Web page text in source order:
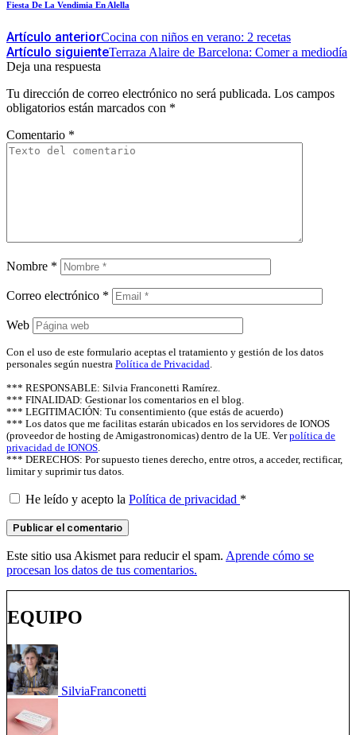
Fiesta De La Vendimia En Alella
Artículo anteriorCocina con niños en verano: 2 recetas
Artículo siguienteTerraza Alaire de Barcelona: Comer a mediodía
Deja una respuesta
Tu dirección de correo electrónico no será publicada. Los campos
obligatorios están marcados con *
Comentario *
Nombre *
Correo electrónico *
Web
Con el uso de este formulario aceptas el tratamiento y gestión de los datos
personales según nuestra Política de Privacidad.
*** RESPONSABLE: Silvia Franconetti Ramírez.
*** FINALIDAD: Gestionar los comentarios en el blog.
*** LEGITIMACIÓN: Tu consentimiento (que estás de acuerdo)
*** Los datos que me facilitas estarán ubicados en los servidores de IONOS
(proveedor de hosting de Amigastronomicas) dentro de la UE. Verpolítica de
privacidad de IONOS.
*** DERECHOS: Por supuesto tienes derecho, entre otros, a acceder, rectificar,
limitar y suprimir tus datos.
He leído y acepto la Política de privacidad *
Este sitio usa Akismet para reducir el spam. Aprende cómo se
procesan los datos de tus comentarios.
EQUIPO
SilviaFranconetti